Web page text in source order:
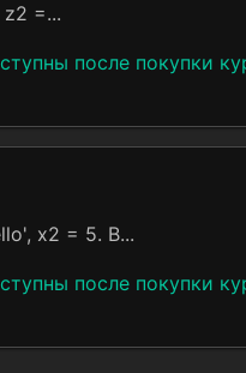
=...
после покупки
x2 = 5. В...
после покупки